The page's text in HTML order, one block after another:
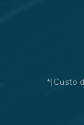
*(Custo